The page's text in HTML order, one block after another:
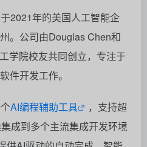
2021年的美国人工智能企
。公司由Douglas Chen和
学院校友共同创立，专注于
件开发工作。
AI编程辅助工具
，支持超
成到多个主流集成开发环境